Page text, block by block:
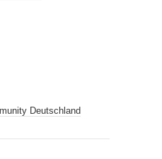
Deutschland